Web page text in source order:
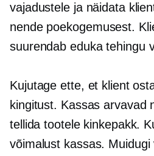
vajadustele ja näidata
nende poekogemusest.
suurendab eduka tehingu
Kujutage ette, et klient
kingitust. Kassas arvavad
tellida tootele kinkepakk.
võimalust kassas.